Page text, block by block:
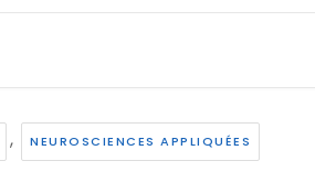
, NEUROSCIENCES APPLIQUÉES